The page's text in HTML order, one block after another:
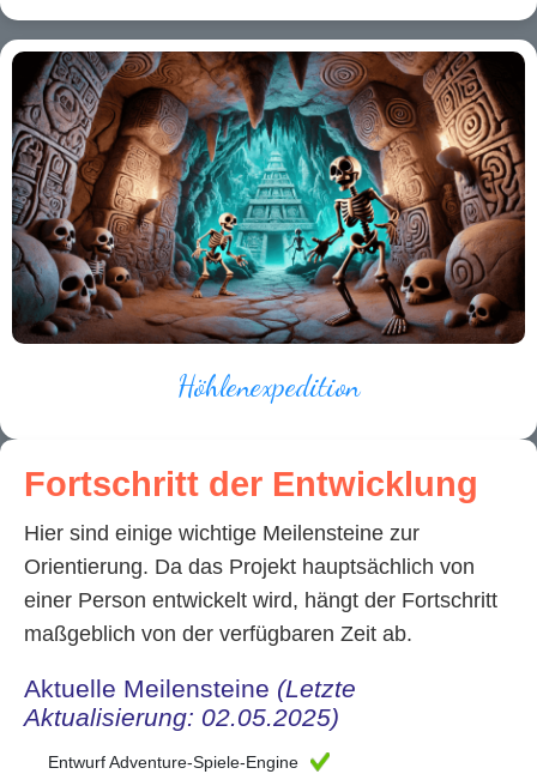
Höhlenexpedition
Fortschritt der Entwicklung
Hier sind einige wichtige Meilensteine zur
Orientierung. Da das Projekt hauptsächlich von
einer Person entwickelt wird, hängt der Fortschritt
maßgeblich von der verfügbaren Zeit ab.
Aktuelle Meilensteine (Letzte
Aktualisierung: 02.05.2025)
Entwurf Adventure-Spiele-Engine